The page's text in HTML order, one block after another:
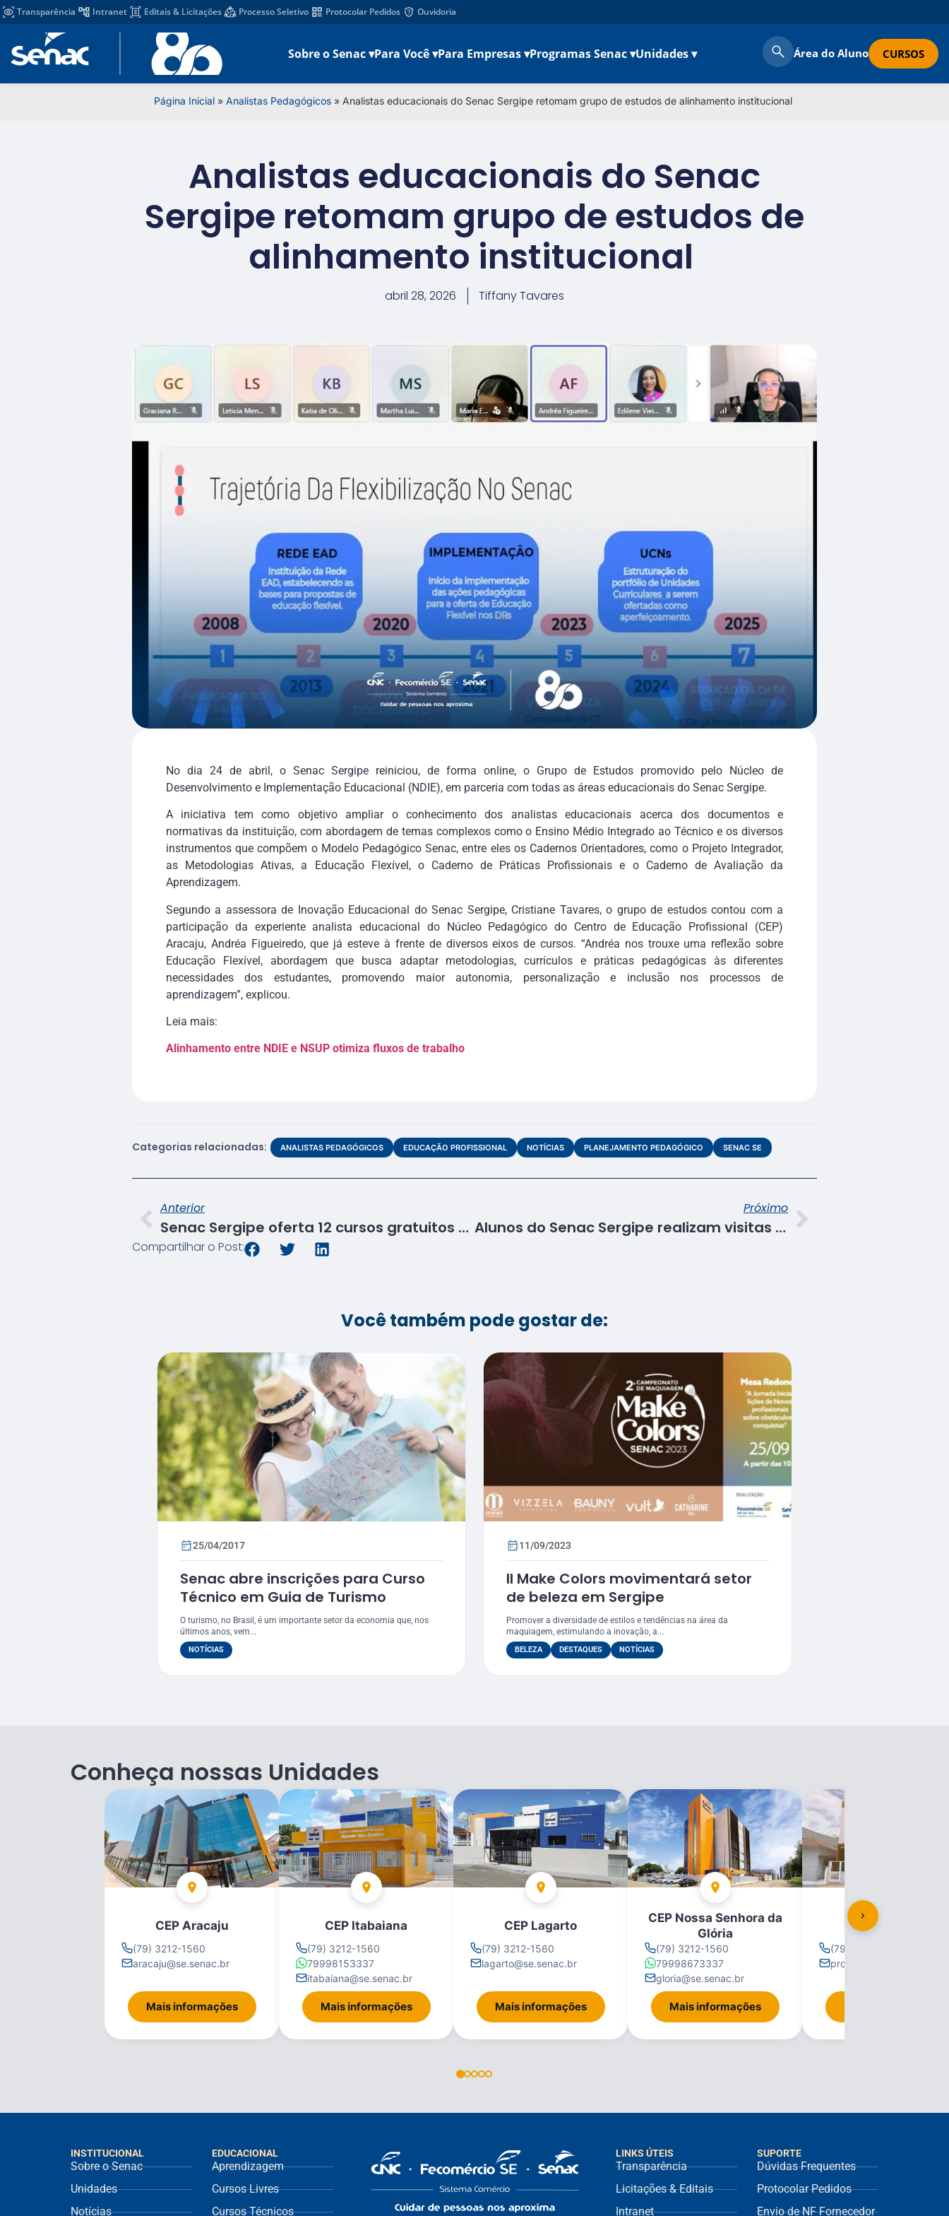
Transparência Intranet Editais & Licitações Processo Seletivo Protocolar Pedidos Ouvidoria
Sobre o Senac ▾Para Você ▾Para Empresas ▾Programas Senac ▾Unidades ▾ Área do Aluno CURSOS
Página Inicial » Analistas Pedagógicos » Analistas educacionais do Senac Sergipe retomam grupo de estudos de alinhamento institucional
Analistas educacionais do Senac
Sergipe retomam grupo de estudos de
alinhamento institucional
abril 28, 2026 Tiffany Tavares
No dia 24 de abril, o Senac Sergipe reiniciou, de forma online, o Grupo de Estudos promovido pelo Núcleo de
Desenvolvimento e Implementação Educacional (NDIE), em parceria com todas as áreas educacionais do Senac Sergipe.
A iniciativa tem como objetivo ampliar o conhecimento dos analistas educacionais acerca dos documentos e
normativas da instituição, com abordagem de temas complexos como o Ensino Médio Integrado ao Técnico e os diversos
instrumentos que compõem o Modelo Pedagógico Senac, entre eles os Cadernos Orientadores, como o Projeto Integrador,
as Metodologias Ativas, a Educação Flexível, o Caderno de Práticas Profissionais e o Caderno de Avaliação da
Aprendizagem.
Segundo a assessora de Inovação Educacional do Senac Sergipe, Cristiane Tavares, o grupo de estudos contou com a
participação da experiente analista educacional do Núcleo Pedagógico do Centro de Educação Profissional (CEP)
Aracaju, Andréa Figueiredo, que já esteve à frente de diversos eixos de cursos. “Andréa nos trouxe uma reflexão sobre
Educação Flexível, abordagem que busca adaptar metodologias, currículos e práticas pedagógicas às diferentes
necessidades dos estudantes, promovendo maior autonomia, personalização e inclusão nos processos de
aprendizagem”, explicou.
Leia mais:
Alinhamento entre NDIE e NSUP otimiza fluxos de trabalho
Categorias relacionadas: ANALISTAS PEDAGÓGICOS EDUCAÇÃO PROFISSIONAL NOTÍCIAS PLANEJAMENTO PEDAGÓGICO SENAC SE
Anterior
Senac Sergipe oferta 12 cursos gratuitos em duas unidades do estado
Próximo
Alunos do Senac Sergipe realizam visitas guiadas para consolidar aprendizado em Turismo
Compartilhar o Post:
Você também pode gostar de:
25/04/2017
Senac abre inscrições para Curso
Técnico em Guia de Turismo
O turismo, no Brasil, é um importante setor da economia que, nos
últimos anos, vem...
NOTÍCIAS
11/09/2023
II Make Colors movimentará setor
de beleza em Sergipe
Promover a diversidade de estilos e tendências na área da
maquiagem, estimulando a inovação, a...
BELEZA DESTAQUES NOTÍCIAS
Conheça nossas Unidades
CEP Aracaju
(79) 3212-1560
aracaju@se.senac.br
Mais informações
CEP Itabaiana
(79) 3212-1560
79998153337
itabaiana@se.senac.br
Mais informações
CEP Lagarto
(79) 3212-1560
lagarto@se.senac.br
Mais informações
CEP Nossa Senhora da
Glória
(79) 3212-1560
79998673337
gloria@se.senac.br
Mais informações
CEP Propriá
(79) 3212-1560
propria@se.senac.br
INSTITUCIONAL
Sobre o Senac
Unidades
Notícias
EDUCACIONAL
Aprendizagem
Cursos Livres
Cursos Técnicos
LINKS ÚTEIS
Transparência
Licitações & Editais
Intranet
SUPORTE
Dúvidas Frequentes
Protocolar Pedidos
Envio de NF Fornecedor